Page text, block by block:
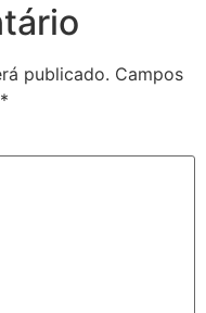
publicado. Campos
*